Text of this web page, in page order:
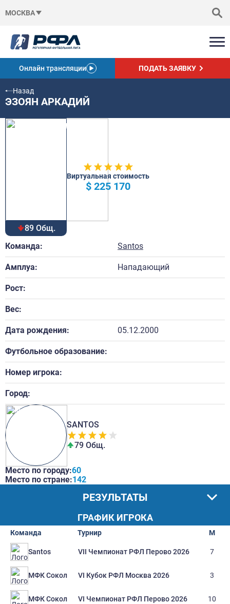
МОСКВА
Онлайн трансляции ПОДАТЬ ЗАЯВКУ
Назад
ЭЗОЯН АРКАДИЙ
89 Общ.
Виртуальная стоимость
$ 225 170
Команда: Santos
Амплуа: Нападающий
Рост:
Вес:
Дата рождения: 05.12.2000
Футбольное образование:
Номер игрока:
Город:
SANTOS
79 Общ.
Место по городу:60
Место по стране:142
РЕЗУЛЬТАТЫ
ГРАФИК ИГРОКА
Команда Турнир М
Santos VII Чемпионат РФЛ Перово 2026 7
МФК Сокол VI Кубок РФЛ Москва 2026 3
МФК Сокол VI Чемпионат РФЛ Перово 2026 10